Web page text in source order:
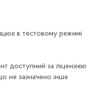
в тестовому режимі
доступний за ліцензією
не зазначено інше